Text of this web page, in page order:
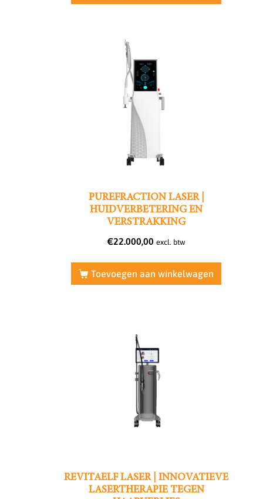
PUREFRACTION LASER |
HUIDVERBETERING EN
VERSTRAKKING
€22.000,00 excl. btw
Toevoegen aan winkelwagen
REVITAELF LASER | INNOVATIEVE
LASERTHERAPIE TEGEN